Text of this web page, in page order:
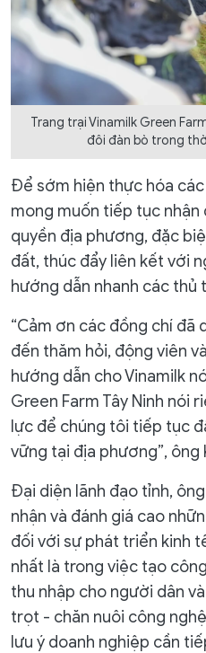
Trang trại Vinamilk Green
đôi đàn bò trong
Để sớm hiện thực hóa
mong muốn tiếp tục
quyền địa phương, đặc
đất, thúc đẩy liên kết với
hướng dẫn nhanh các thủ
“Cảm ơn các đồng chí đã
đến thăm hỏi, động viên
hướng dẫn cho Vinamilk
Green Farm Tây Ninh nói
lực để chúng tôi tiếp tục
vững tại địa phương”, ông
Đại diện lãnh đạo tỉnh,
nhận và đánh giá cao
đối với sự phát triển kinh
nhất là trong việc tạo
thu nhập cho người dân
trọt - chăn nuôi công
lưu ý doanh nghiệp cần